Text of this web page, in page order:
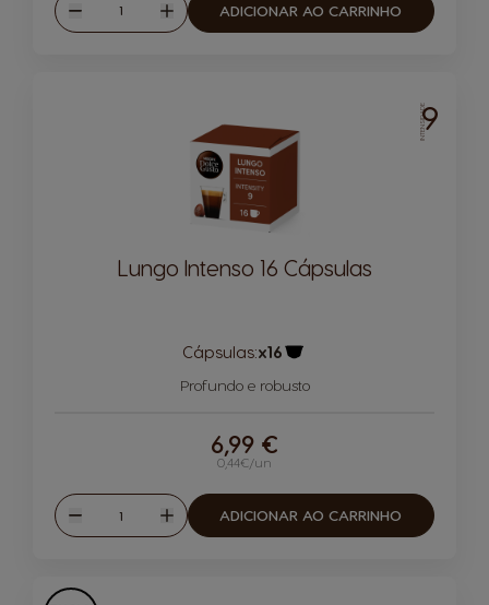
Reduzir
Quantidade
Aumentar
ADICIONAR AO CARRINHO
INTENSIDADE9
Lungo Intenso 16 Cápsulas
Cápsulas:x16
Profundo e robusto
0,44€/un
6,99 €
Reduzir
Quantidade
Aumentar
ADICIONAR AO CARRINHO